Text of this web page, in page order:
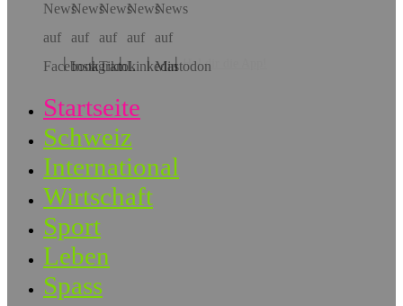
Hol dir die App!
Startseite
Schweiz
International
Wirtschaft
Sport
Leben
Spass